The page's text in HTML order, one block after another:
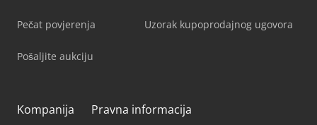
Pečat povjerenja
Pošaljite aukciju
Uzorak kupoprodajnog ugovora
Kompanija Pravna informacija